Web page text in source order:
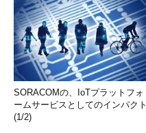
SORACOMの、IoTプラットフォ
ームサービスとしてのインパクト
(1/2)